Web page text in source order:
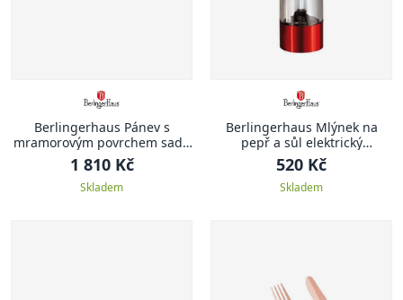
Berlingerhaus Pánev s
mramorovým povrchem sada
3 ks Burgundy Metallic Line
1 810 Kč
Skladem
Berlingerhaus Mlýnek na
pepř a sůl elektrický
Burgundy Metallic Line
520 Kč
Skladem